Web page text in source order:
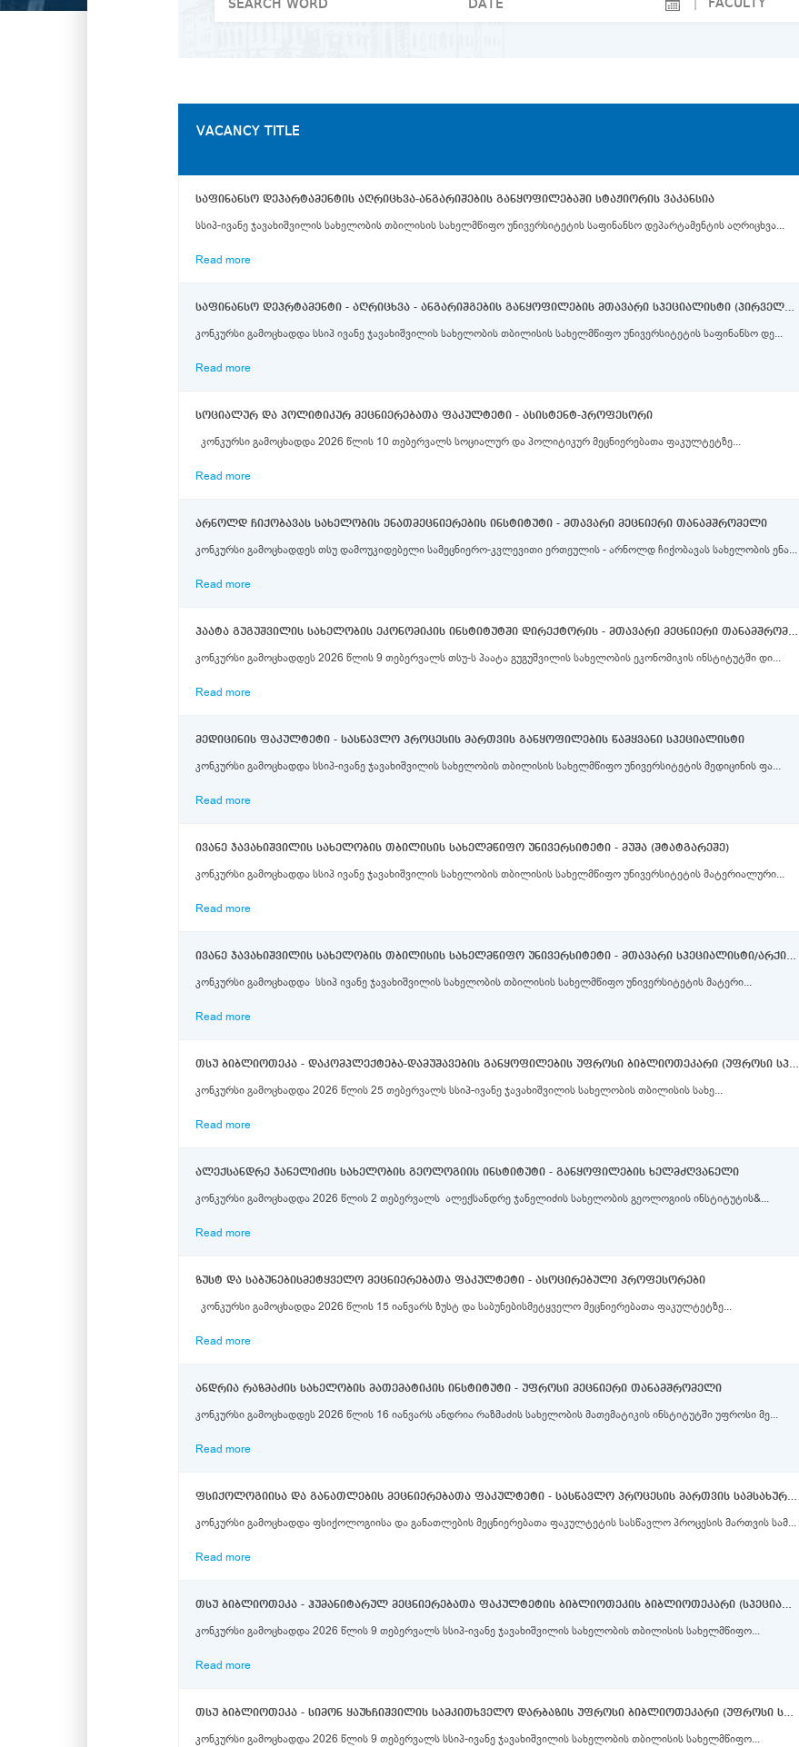
VACANCY TITLE
საფინანსო დეპარტამენტის აღრიცხვა-ანგარიშების განყოფილებაში სტაჟიორის ვაკანსია
სსიპ-ივანე ჯავახიშვილის სახელობის თბილისის სახელმწიფო უნივერსიტეტის საფინანსო დეპარტამენტის აღრიცხვა...
Read more
საფინანსო დეპრტამენტი - აღრიცხვა - ანგარიშგების განყოფილების მთავარი სპეციალისტი (პირველი კატეგორია)
კონკურსი გამოცხადდა სსიპ ივანე ჯავახიშვილის სახელობის თბილისის სახელმწიფო უნივერსიტეტის საფინანსო დე...
Read more
სოციალურ და პოლიტიკურ მეცნიერებათა ფაკულტეტი - ასისტენტ-პროფესორი
კონკურსი გამოცხადდა 2026 წლის 10 თებერვალს სოციალურ და პოლიტიკურ მეცნიერებათა ფაკულტეტზე...
Read more
არნოლდ ჩიქობავას სახელობის ენათმეცნიერების ინსტიტუტი - მთავარი მეცნიერი თანამშრომელი
კონკურსი გამოცხადდეს თსუ დამოუკიდებელი სამეცნიერო-კვლევითი ერთეულის - არნოლდ ჩიქობავას სახელობის ენა...
Read more
პაატა გუგუშვილის სახელობის ეკონომიკის ინსტიტუტში დირექტორის - მთავარი მეცნიერი თანამშრომლის (უვადო)
კონკურსი გამოცხადდეს 2026 წლის 9 თებერვალს თსუ-ს პაატა გუგუშვილის სახელობის ეკონომიკის ინსტიტუტში დი...
Read more
მედიცინის ფაკულტეტი - სასწავლო პროცესის მართვის განყოფილების წამყვანი სპეციალისტი
კონკურსი გამოცხადდა სსიპ-ივანე ჯავახიშვილის სახელობის თბილისის სახელმწიფო უნივერსიტეტის მედიცინის ფა...
Read more
ივანე ჯავახიშვილის სახელობის თბილისის სახელმწიფო უნივერსიტეტი - მუშა (შტატგარეშე)
კონკურსი გამოცხადდა სსიპ ივანე ჯავახიშვილის სახელობის თბილისის სახელმწიფო უნივერსიტეტის მატერიალური...
Read more
ივანე ჯავახიშვილის სახელობის თბილისის სახელმწიფო უნივერსიტეტი - მთავარი სპეციალისტი/არქიტექტორი (შტატგარეშე)
კონკურსი გამოცხადდა სსიპ ივანე ჯავახიშვილის სახელობის თბილისის სახელმწიფო უნივერსიტეტის მატერი...
Read more
თსუ ბიბლიოთეკა - დაკომპლექტება-დამუშავების განყოფილების უფროსი ბიბლიოთეკარი (უფროსი სპეციალისტი)
კონკურსი გამოცხადდა 2026 წლის 25 თებერვალს სსიპ-ივანე ჯავახიშვილის სახელობის თბილისის სახე...
Read more
ალექსანდრე ჯანელიძის სახელობის გეოლოგიის ინსტიტუტი - განყოფილების ხელმძღვანელი
კონკურსი გამოცხადდა 2026 წლის 2 თებერვალს ალექსანდრე ჯანელიძის სახელობის გეოლოგიის ინსტიტუტის&...
Read more
ზუსტ და საბუნებისმეტყველო მეცნიერებათა ფაკულტეტი - ასოცირებული პროფესორები
კონკურსი გამოცხადდა 2026 წლის 15 იანვარს ზუსტ და საბუნებისმეტყველო მეცნიერებათა ფაკულტეტზე...
Read more
ანდრია რაზმაძის სახელობის მათემატიკის ინსტიტუტი - უფროსი მეცნიერი თანამშრომელი
კონკურსი გამოცხადდეს 2026 წლის 16 იანვარს ანდრია რაზმაძის სახელობის მათემატიკის ინსტიტუტში უფროსი მე...
Read more
ფსიქოლოგიისა და განათლების მეცნიერებათა ფაკულტეტი - სასწავლო პროცესის მართვის სამსახურის მთავარი სპეციალისტის (II კატეგორია)
კონკურსი გამოცხადდა ფსიქოლოგიისა და განათლების მეცნიერებათა ფაკულტეტის სასწავლო პროცესის მართვის სამ...
Read more
თსუ ბიბლიოთეკა - ჰუმანიტარულ მეცნიერებათა ფაკულტეტის ბიბლიოთეკის ბიბლიოთეკარი (სპეციალისტი)
კონკურსი გამოცხადდა 2026 წლის 9 თებერვალს სსიპ-ივანე ჯავახიშვილის სახელობის თბილისის სახელმწიფო...
Read more
თსუ ბიბლიოთეკა - სიმონ ყაუხჩიშვილის სამკითხველო დარბაზის უფროსი ბიბლიოთეკარი (უფროსი სპეციალისტი)
კონკურსი გამოცხადდა 2026 წლის 9 თებერვალს სსიპ-ივანე ჯავახიშვილის სახელობის თბილისის სახელმწიფო...